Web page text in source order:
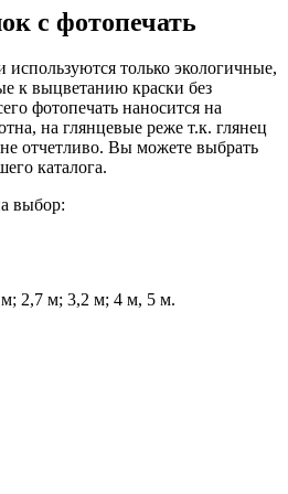
с фотопечать
используются только экологичные,
к выцветанию краски без
фотопечать наносится на
на глянцевые реже т.к. глянец
отчетливо. Вы можете выбрать
каталога.
выбор:
2,7 м; 3,2 м; 4 м, 5 м.